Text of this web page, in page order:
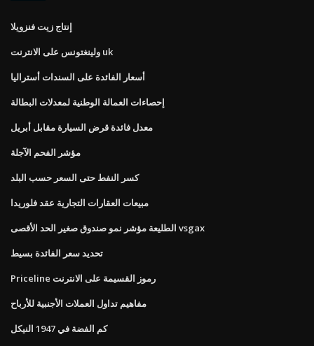
إنتاج زيت فنزويلا
ولينغتونس على الانترنت uk
أسعار الفائدة على السندات أستراليا
إحصاءات العمالة الوطنية لمعدلات البطالة
معدل فائدة قرض السيارة مقابل أبريل
مؤشر الفحم الآجلة
كسر النفط حتى السعر حسب البلد
مبيعات العقارات التجارية عقد فلوريدا
الطليعة مؤشر نمو صندوق صغير الحد الأقصى vsgax
تحديد سعر الفائدة بسيط
Priceline رموز القسيمة على الانترنت
مفاهيم تداول العملات الأجنبية للأرباح
كم الفضة في 1947 النيكل